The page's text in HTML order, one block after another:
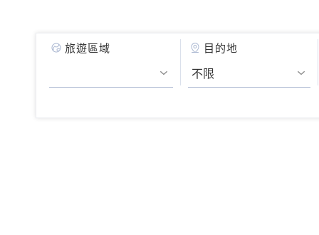
旅遊區域 目的地